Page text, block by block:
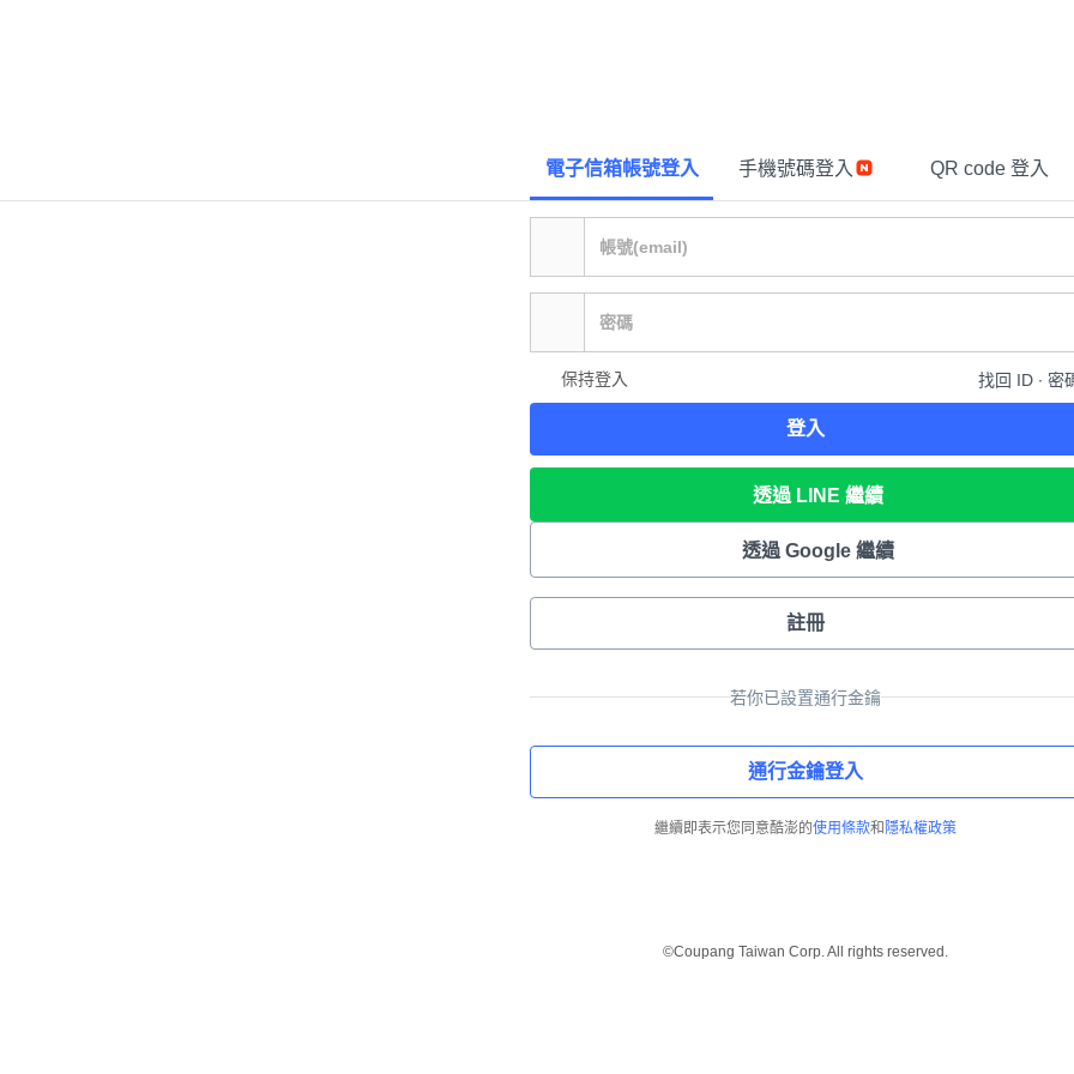
電子信箱帳號登入 手機號碼登入 QR code 登入
保持登入 找回 ID ∙ 密
登入
透過 LINE 繼續
透過 Google 繼續
註冊
若你已設置通行金鑰
通行金鑰登入
繼續即表示您同意酷澎的使用條款和 隱私權政策
©Coupang Taiwan Corp. All rights reserved.